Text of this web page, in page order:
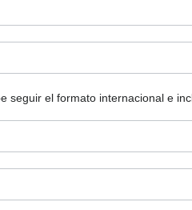
seguir el formato internacional e